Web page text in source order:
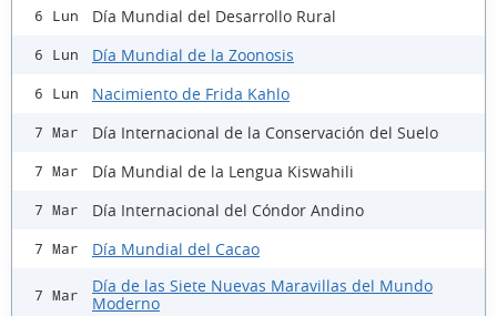
6 Lun Día Mundial del Desarrollo Rural
6 Lun Día Mundial de la Zoonosis
6 Lun Nacimiento de Frida Kahlo
7 Mar Día Internacional de la Conservación del Suelo
7 Mar Día Mundial de la Lengua Kiswahili
7 Mar Día Internacional del Cóndor Andino
7 Mar Día Mundial del Cacao
7 Mar
Día de las Siete Nuevas Maravillas del Mundo
Moderno